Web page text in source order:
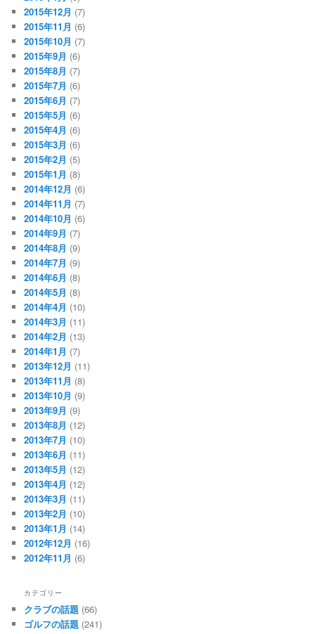
2015年12月 (7)
2015年11月 (6)
2015年10月 (7)
2015年9月 (6)
2015年8月 (7)
2015年7月 (6)
2015年6月 (7)
2015年5月 (6)
2015年4月 (6)
2015年3月 (6)
2015年2月 (5)
2015年1月 (8)
2014年12月 (6)
2014年11月 (7)
2014年10月 (6)
2014年9月 (7)
2014年8月 (9)
2014年7月 (9)
2014年6月 (8)
2014年5月 (8)
2014年4月 (10)
2014年3月 (11)
2014年2月 (13)
2014年1月 (7)
2013年12月 (11)
2013年11月 (8)
2013年10月 (9)
2013年9月 (9)
2013年8月 (12)
2013年7月 (10)
2013年6月 (11)
2013年5月 (12)
2013年4月 (12)
2013年3月 (11)
2013年2月 (10)
2013年1月 (14)
2012年12月 (16)
2012年11月 (6)
カテゴリー
クラブの話題 (66)
ゴルフの話題 (241)